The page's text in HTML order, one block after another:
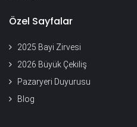
Özel Sayfalar
2025 Bayi Zirvesi
2026 Büyük Çekiliş
Pazaryeri Duyurusu
Blog